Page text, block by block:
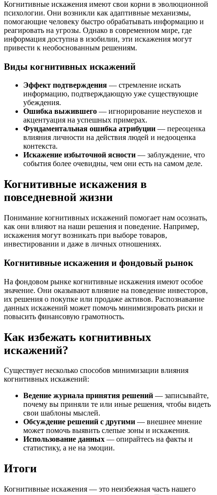
Когнитивные искажения имеют свои корни в эволюционной
психологии. Они возникли как адаптивные механизмы,
помогающие человеку быстро обрабатывать информацию и
реагировать на угрозы. Однако в современном мире, где
информация доступна в изобилии, эти искажения могут
привести к необоснованным решениям.
Виды когнитивных искажений
Эффект подтверждения — стремление искать
информацию, подтверждающую уже существующие
убеждения.
Ошибка выжившего — игнорирование неуспехов и
акцентуация на успешных примерах.
Фундаментальная ошибка атрибуции — переоценка
влияния личности на действия людей и недооценка
контекста.
Искажение избыточной ясности — заблуждение, что
события более очевидны, чем они есть на самом деле.
Когнитивные искажения в
повседневной жизни
Понимание когнитивных искажений помогает нам осознать,
как они влияют на наши решения и поведение. Например,
искажения могут возникать при выборе товаров,
инвестировании и даже в личных отношениях.
Когнитивные искажения и фондовый рынок
На фондовом рынке когнитивные искажения имеют особое
значение. Они оказывают влияние на поведение инвесторов,
их решения о покупке или продаже активов. Распознавание
данных искажений может помочь минимизировать риски и
повысить финансовую грамотность.
Как избежать когнитивных
искажений?
Существует несколько способов минимизации влияния
когнитивных искажений:
Ведение журнала принятия решений — записывайте,
почему вы приняли те или иные решения, чтобы видеть
свои шаблоны мыслей.
Обсуждение решений с другими — внешнее мнение
может помочь выявить слепые зоны и искажения.
Использование данных — опирайтесь на факты и
статистику, а не на эмоции.
Итоги
Когнитивные искажения — это неизбежная часть нашего